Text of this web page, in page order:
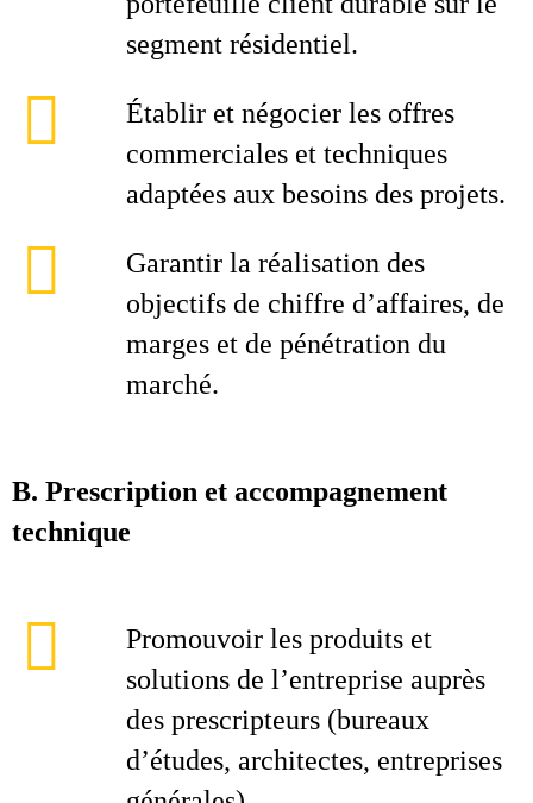
segment résidentiel.
Établir et négocier les offres
commerciales et techniques
adaptées aux besoins des projets.
Garantir la réalisation des
objectifs de chiffre d’affaires, de
marges et de pénétration du
marché.
B. Prescription et accompagnement
technique
Promouvoir les produits et
solutions de l’entreprise auprès
des prescripteurs (bureaux
d’études, architectes, entreprises